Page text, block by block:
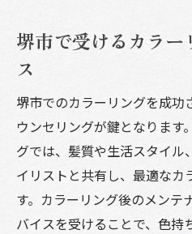
堺市で受けるカラー
ス
堺市でのカラーリングを成功
ウンセリングが鍵となります
グでは、髪質や生活スタイル
イリストと共有し、最適なカ
す。カラーリング後のメンテ
バイスを受けることで、色持